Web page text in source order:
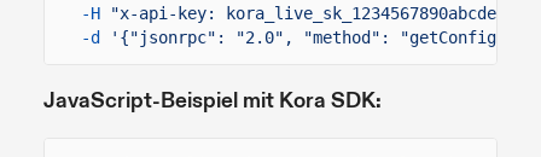
-H
"x-api-key: kora_live_sk_1234567890abcdef"
-d
'{"jsonrpc": "2.0", "method": "getConfig",
JavaScript-Beispiel mit Kora SDK: